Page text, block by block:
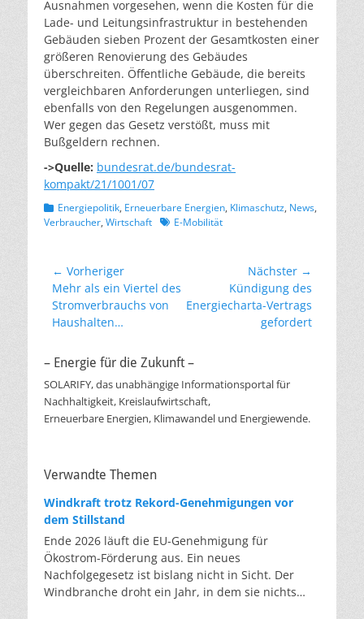
Ausnahmen vorgesehen, wenn die Kosten für die
Lade- und Leitungsinfrastruktur in bestehenden
Gebäuden sieben Prozent der Gesamtkosten einer
größeren Renovierung des Gebäudes
überschreiten. Öffentliche Gebäude, die bereits
vergleichbaren Anforderungen unterliegen, sind
ebenfalls von den Regelungen ausgenommen.
Wer gegen das Gesetz verstößt, muss mit
Bußgeldern rechnen.
->Quelle: bundesrat.de/bundesrat-
kompakt/21/1001/07
Kategorien
Energiepolitik, Erneuerbare Energien, Klimaschutz, News,
Verbraucher, Wirtschaft Schlagworte
E-Mobilität
Beitragsnavigation
← Vorheriger
Vorheriger
Beitrag:
Mehr als ein Viertel des
Stromverbrauchs von
Haushalten…
Nächster →
Nächster
Beitrag:
Kündigung des
Energiecharta-Vertrags
gefordert
– Energie für die Zukunft –
SOLARIFY, das unabhängige Informationsportal für
Nachhaltigkeit, Kreislaufwirtschaft,
Erneuerbare Energien, Klimawandel und Energiewende.
Verwandte Themen
Windkraft trotz Rekord-Genehmigungen vor
dem Stillstand
Ende 2026 läuft die EU-Genehmigung für
Ökostrom-Förderung aus. Ein neues
Nachfolgegesetz ist bislang nicht in Sicht. Der
Windbranche droht ein Jahr, in dem sie nichts